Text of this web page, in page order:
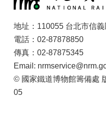
地址：110055 台北市信
電話：02-87878850
傳真：02-87875345
Email:
© 國家鐵道博物館籌備處
05